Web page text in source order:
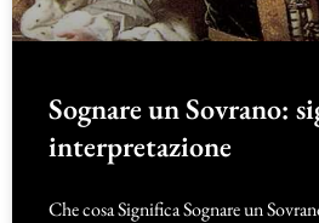
Sognare un Sovrano:
interpretazione
Che cosa Significa Sognare un